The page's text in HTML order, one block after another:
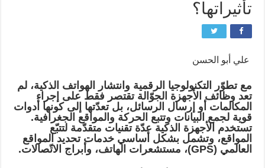
تأثيراتها؟
علي أبو الحسن
مع تطوّر التكنولوجيا الرقمية وانتشار الهواتف الذكية، لم
تعد وظائف الأجهزة الجوّالة تقتصر فقط على إجراء
المكالمات أو إرسال الرسائل، بل تعدّتها إلى كونها أدوات
قوية لجمع البيانات وتتبع الحركة والمواقع الجغرافية.
تستخدم الأجهزة الذكية عدّة تقنيات متقدّمة لتتبّع
المواقع، وتشمل بشكل أساسي خدمات تحديد المواقع
العالمي (GPS)، مستشعرات الهاتف، وأبراج الاتّصالات.